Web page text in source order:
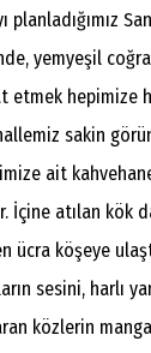
planladığımız
yemyeşil
etmek hepimize
sakin
ait
İçine atılan kök
ücra köşeye
sesini, harlı
közlerin